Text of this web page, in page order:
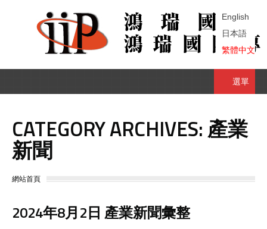
English
日本語
繁體中文
選單
CATEGORY ARCHIVES:產業
新聞
You are here:
網站首頁
2024年8月2日 產業新聞彙整